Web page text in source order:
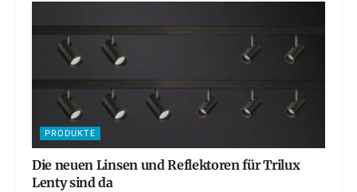
PRODUKTE
Die neuen Linsen und Reflektoren für Trilux
Lenty sind da